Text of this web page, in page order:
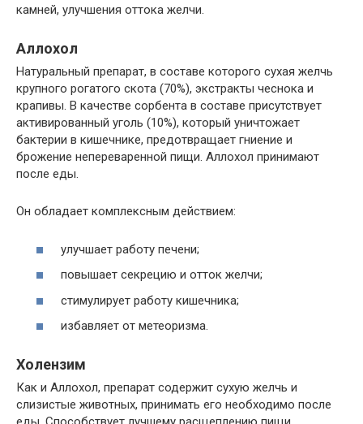
камней, улучшения оттока желчи.
Аллохол
Натуральный препарат, в составе которого сухая желчь
крупного рогатого скота (70%), экстракты чеснока и
крапивы. В качестве сорбента в составе присутствует
активированный уголь (10%), который уничтожает
бактерии в кишечнике, предотвращает гниение и
брожение непереваренной пищи. Аллохол принимают
после еды.
Он обладает комплексным действием:
улучшает работу печени;
повышает секрецию и отток желчи;
стимулирует работу кишечника;
избавляет от метеоризма.
Холензим
Как и Аллохол, препарат содержит сухую желчь и
слизистые животных, принимать его необходимо после